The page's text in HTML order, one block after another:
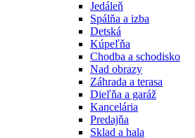
Jedáleň
Spálňa a izba
Detská
Kúpeľňa
Chodba a schodisko
Nad obrazy
Záhrada a terasa
Dieľňa a garáž
Kancelária
Predajňa
Sklad a hala